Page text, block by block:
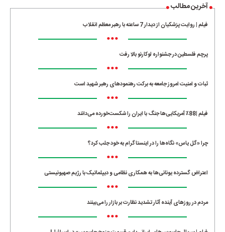
آخرین مطالب
فیلم | روایت پزشکیان از دیدار 7 ساعته با رهبر معظم انقلاب
•••
پرچم فلسطین در جشنواره لوکارنو بالا رفت
•••
ثبات و امنیت امروز جامعه به برکت رهنمودهای رهبر شهید است
•••
فیلم |88٪ آمریکایی‌ها جنگ با ایران را شکست‌خورده می‌دانند
•••
چرا «گل یاس» نگاه‌ها را در اینستاگرام به خود جلب کرد؟
•••
اعتراض گسترده یونانی‌ها به همکاری نظامی و دیپلماتیک با رژیم صهیونیستی
•••
مردم در روزهای آینده آثار تشدید نظارت بر بازار را می‌بینند
•••